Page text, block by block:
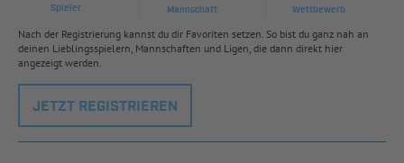
Spieler Mannschaft Wettbewerb
Nach der Registrierung kannst du dir Favoriten setzen. So bist du ganz nah an
deinen Lieblingsspielern, Mannschaften und Ligen, die dann direkt hier
angezeigt werden.
JETZT REGISTRIEREN